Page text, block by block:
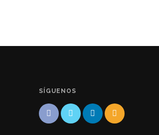
SÍGUENOS